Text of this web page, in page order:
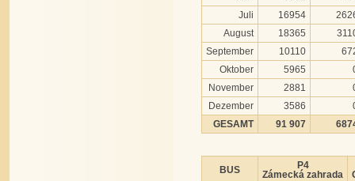
Juli
16954
August
18365
September
10110
Oktober
5965
November
2881
Dezember
3586
GESAMT
91 907
BUS
P4
Zámecká zahrada